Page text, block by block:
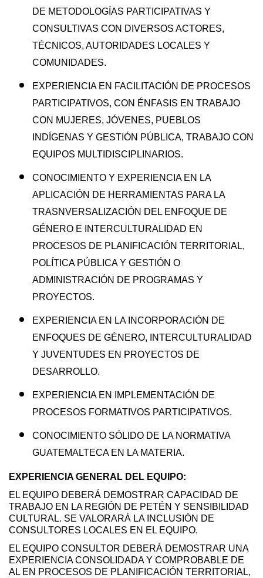
DE METODOLOGÍAS PARTICIPATIVAS Y
CONSULTIVAS CON DIVERSOS ACTORES,
TÉCNICOS, AUTORIDADES LOCALES Y
COMUNIDADES.
EXPERIENCIA EN FACILITACIÓN DE PROCESOS
PARTICIPATIVOS, CON ÉNFASIS EN TRABAJO
CON MUJERES, JÓVENES, PUEBLOS
INDÍGENAS Y GESTIÓN PÚBLICA, TRABAJO CON
EQUIPOS MULTIDISCIPLINARIOS.
CONOCIMIENTO Y EXPERIENCIA EN LA
APLICACIÓN DE HERRAMIENTAS PARA LA
TRASNVERSALIZACIÓN DEL ENFOQUE DE
GÉNERO E INTERCULTURALIDAD EN
PROCESOS DE PLANIFICACIÓN TERRITORIAL,
POLÍTICA PÚBLICA Y GESTIÓN O
ADMINISTRACIÓN DE PROGRAMAS Y
PROYECTOS.
EXPERIENCIA EN LA INCORPORACIÓN DE
ENFOQUES DE GÉNERO, INTERCULTURALIDAD
Y JUVENTUDES EN PROYECTOS DE
DESARROLLO.
EXPERIENCIA EN IMPLEMENTACIÓN DE
PROCESOS FORMATIVOS PARTICIPATIVOS.
CONOCIMIENTO SÓLIDO DE LA NORMATIVA
GUATEMALTECA EN LA MATERIA.
EXPERIENCIA GENERAL DEL EQUIPO:
EL EQUIPO DEBERÁ DEMOSTRAR CAPACIDAD DE
TRABAJO EN LA REGIÓN DE PETÉN Y SENSIBILIDAD
CULTURAL. SE VALORARÁ LA INCLUSIÓN DE
CONSULTORES LOCALES EN EL EQUIPO.
EL EQUIPO CONSULTOR DEBERÁ DEMOSTRAR UNA
EXPERIENCIA CONSOLIDADA Y COMPROBABLE DE
AL EN PROCESOS DE PLANIFICACIÓN TERRITORIAL,